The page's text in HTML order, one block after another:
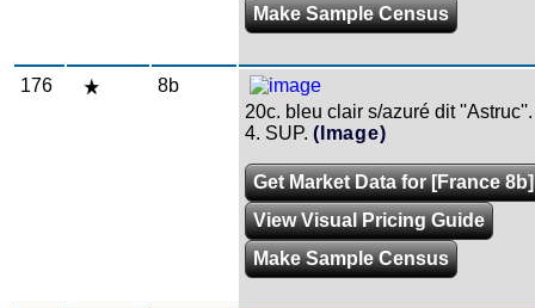
Make Sample Census
176
8b
20c. bleu clair s/azuré dit
4. SUP. (Image)
Get Market Data for [France 8b]
View Visual Pricing Guide
Make Sample Census